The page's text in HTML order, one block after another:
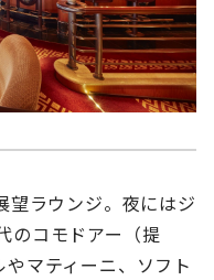
望ラウンジ。夜にはジ
のコモドアー（提
マティーニ、ソフト